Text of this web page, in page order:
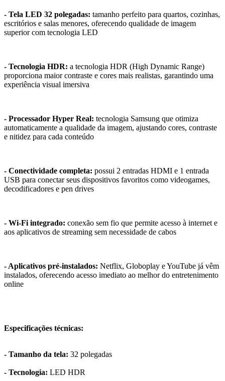
- Tela LED 32 polegadas: tamanho perfeito para quartos, cozinhas,
escritórios e salas menores, oferecendo qualidade de imagem
superior com tecnologia LED
- Tecnologia HDR: a tecnologia HDR (High Dynamic Range)
proporciona maior contraste e cores mais realistas, garantindo uma
experiência visual imersiva
- Processador Hyper Real: tecnologia Samsung que otimiza
automaticamente a qualidade da imagem, ajustando cores, contraste
e nitidez para cada conteúdo
- Conectividade completa: possui 2 entradas HDMI e 1 entrada
USB para conectar seus dispositivos favoritos como videogames,
decodificadores e pen drives
- Wi-Fi integrado: conexão sem fio que permite acesso à internet e
aos aplicativos de streaming sem necessidade de cabos
- Aplicativos pré-instalados: Netflix, Globoplay e YouTube já vêm
instalados, oferecendo acesso imediato ao melhor do entretenimento
online
Especificações técnicas:
- Tamanho da tela: 32 polegadas
- Tecnologia: LED HDR